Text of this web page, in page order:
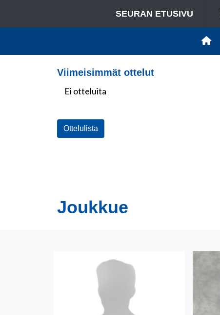
SEURAN ETUSIVU
Viimeisimmät ottelut
Ei otteluita
Ottelulista
Joukkue